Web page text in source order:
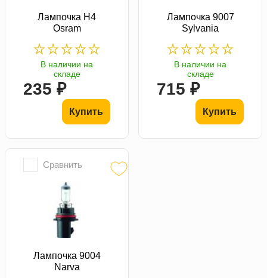
Лампочка H4
Osram
В наличии на
складе
235 ₽
Купить
Лампочка 9007
Sylvania
В наличии на
складе
715 ₽
Купить
Сравнить
Лампочка 9004
Narva